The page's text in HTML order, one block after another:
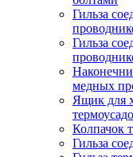
Гильза
Гильза
медных
Ящик для
Колпачок
Гильза